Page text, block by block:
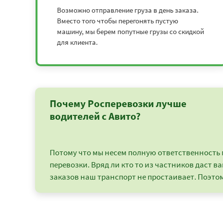
Возможно отправление груза в день заказа.
Вместо того чтобы перегонять пустую
машину, мы берем попутные грузы со скидкой
для клиента.
Почему Росперевозки лучше
водителей с Авито?
Потому что мы несем полную ответственность
перевозки. Вряд ли кто то из частников даст
заказов наш транспорт не простаивает.